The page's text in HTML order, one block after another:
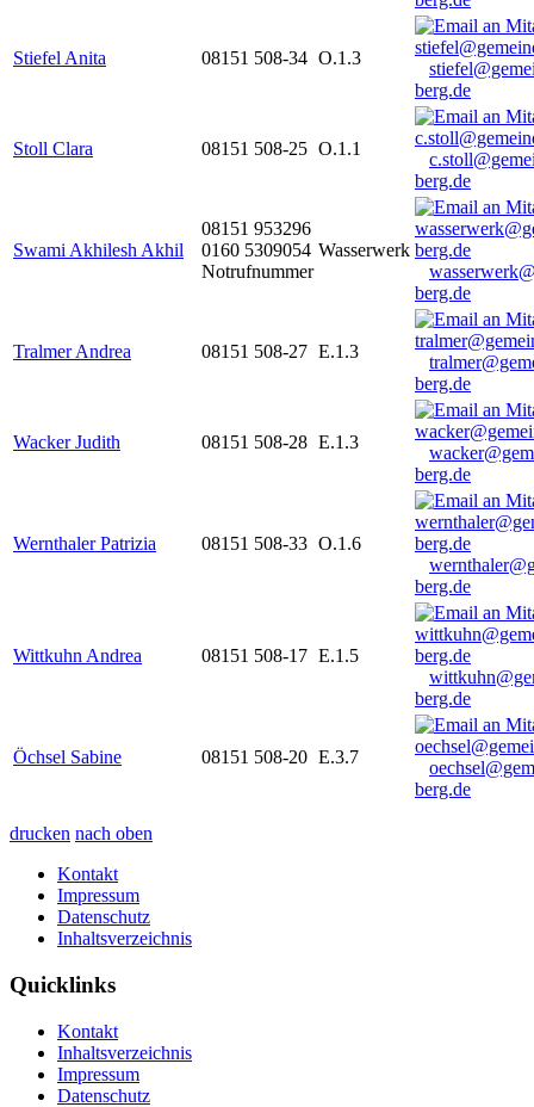
Stiefel Anita 08151 508-34 O.1.3
berg.de
Stoll Clara 08151 508-25 O.1.1
berg.de
Swami Akhilesh Akhil
08151 953296
0160 5309054
Notrufnummer
Wasserwerk
berg.de
Tralmer Andrea 08151 508-27 E.1.3
berg.de
Wacker Judith 08151 508-28 E.1.3
berg.de
Wernthaler Patrizia 08151 508-33 O.1.6
berg.de
Wittkuhn Andrea 08151 508-17 E.1.5
berg.de
Öchsel Sabine 08151 508-20 E.3.7
berg.de
drucken nach oben
Kontakt
Impressum
Datenschutz
Inhaltsverzeichnis
Quicklinks
Kontakt
Inhaltsverzeichnis
Impressum
Datenschutz